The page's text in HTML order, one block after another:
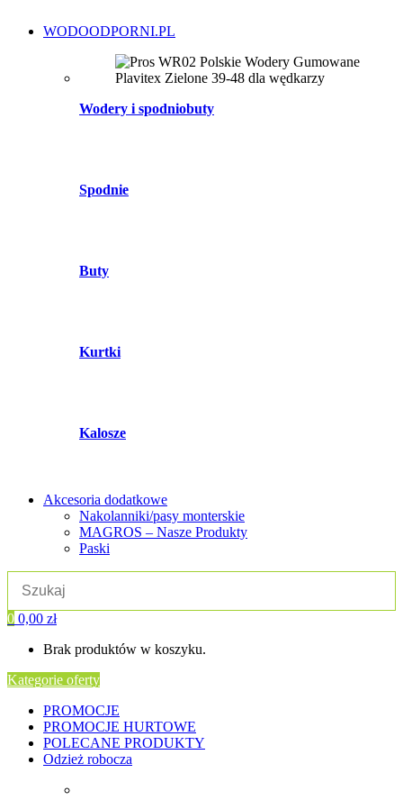
WODOODPORNI.PL
Wodery i spodniobuty
Spodnie
Buty
Kurtki
Kalosze
Akcesoria dodatkowe
Nakolanniki/pasy monterskie
MAGROS – Nasze Produkty
Paski
0 0,00 zł
Brak produktów w koszyku.
Kategorie oferty
PROMOCJE
PROMOCJE HURTOWE
POLECANE PRODUKTY
Odzież robocza